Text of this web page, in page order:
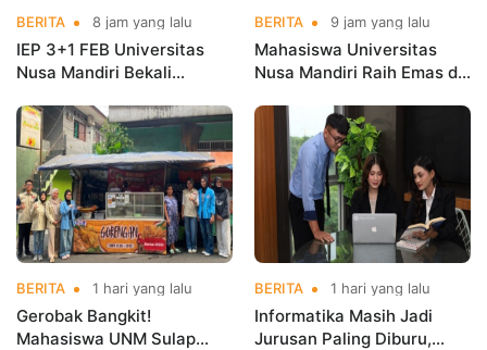
BERITA 8 jam yang lalu
IEP 3+1 FEB Universitas
Nusa Mandiri Bekali
Kerja Sebelum Lulus
BERITA 9 jam yang lalu
Mahasiswa Universitas
Nusa Mandiri Raih Emas di
Indonesia Open
Championships 2026
BERITA 1 hari yang lalu
Gerobak Bangkit!
Mahasiswa UNM Sulap
BERITA 1 hari yang lalu
Informatika Masih Jadi
Jurusan Paling Diburu,